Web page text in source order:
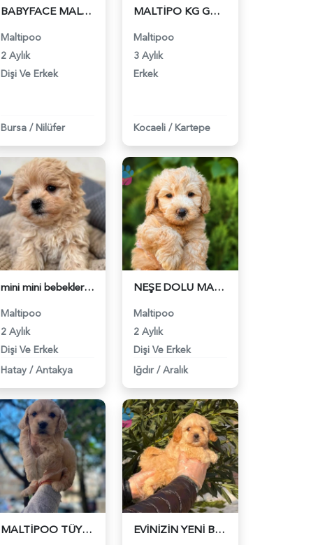
BABYFACE MALTİPOO YAVRULARIMIZ - 6226
Maltipoo
2 Aylık
Dişi Ve Erkek
Bursa /Nilüfer
MALTİPO KG GARANTİLİ YAVRUMUZ - 6240
Maltipoo
3 Aylık
Erkek
Kocaeli /Kartepe
mini mini bebekler - 6312
Maltipoo
2 Aylık
Dişi Ve Erkek
Hatay /Antakya
NEŞE DOLU MALTİPOO BEBEKLER - 6313
Maltipoo
2 Aylık
Dişi Ve Erkek
Iğdır/Aralık
MALTİPOO TÜY DÖKMEZ KOKU YAPMAZ - 6319 EVİNİZİN YENİ BEBEK ÜYESİ - 6320